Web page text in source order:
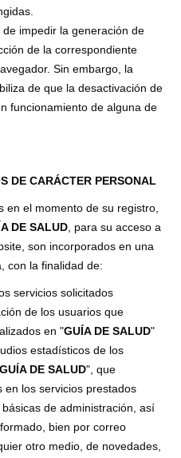
impedir la generación de
de la correspondiente
Sin embargo, la
de que la desactivación de
funcionamiento de alguna de
DE CARÁCTER PERSONAL
en el momento de su registro,
DE SALUD, para su acceso a
son incorporados en una
con la finalidad de:
servicios solicitados
de los usuarios que
en "GUÍA DE SALUD"
estadísticos de los
GUÍA DE SALUD", que
en los servicios prestados
de administración, así
bien por correo
otro medio, de novedades,